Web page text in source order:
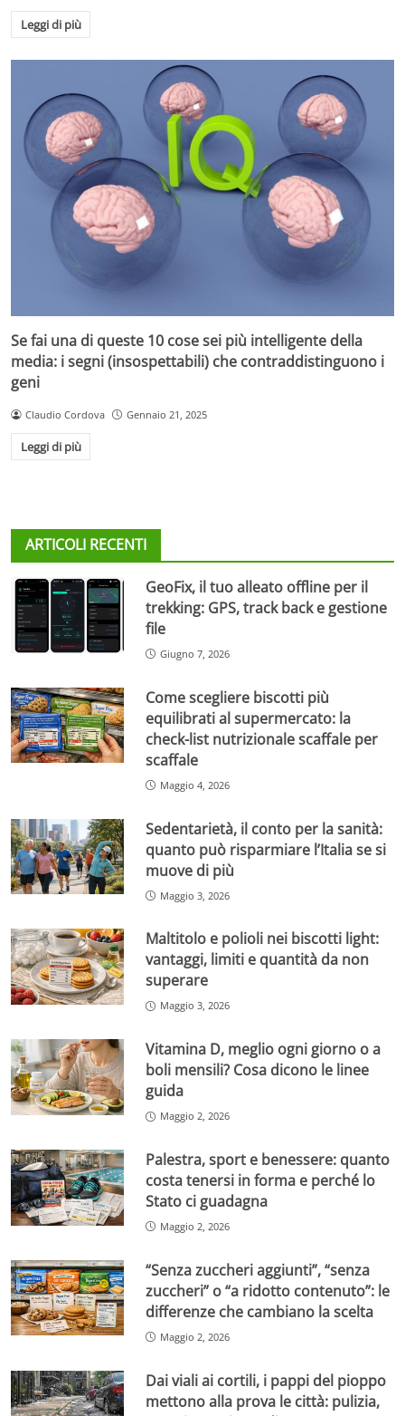
Leggi di più
Se fai una di queste 10 cose sei più intelligente della
media: i segni (insospettabili) che contraddistinguono i
geni
Claudio Cordova Gennaio 21, 2025
Leggi di più
ARTICOLI RECENTI
GeoFix, il tuo alleato offline per il
trekking: GPS, track back e gestione
file
Giugno 7, 2026
Come scegliere biscotti più
equilibrati al supermercato: la
check-list nutrizionale scaffale per
scaffale
Maggio 4, 2026
Sedentarietà, il conto per la sanità:
quanto può risparmiare l’Italia se si
muove di più
Maggio 3, 2026
Maltitolo e polioli nei biscotti light:
vantaggi, limiti e quantità da non
superare
Maggio 3, 2026
Vitamina D, meglio ogni giorno o a
boli mensili? Cosa dicono le linee
guida
Maggio 2, 2026
Palestra, sport e benessere: quanto
costa tenersi in forma e perché lo
Stato ci guadagna
Maggio 2, 2026
“Senza zuccheri aggiunti”, “senza
zuccheri” o “a ridotto contenuto”: le
differenze che cambiano la scelta
Maggio 2, 2026
Dai viali ai cortili, i pappi del pioppo
mettono alla prova le città: pulizia,